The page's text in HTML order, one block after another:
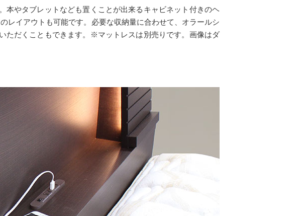
本やタブレットなども置くことが出来るキャビネット付きのヘ
レイアウトも可能です。必要な収納量に合わせて、オラールシ
ただくこともできます。※マットレスは別売りです。画像はダ